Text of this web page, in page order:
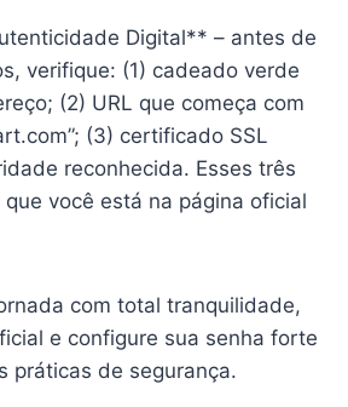
Digital** – antes de
verifique: (1) cadeado verde
(2) URL que começa com
(3) certificado SSL
reconhecida. Esses três
você está na página oficial
com total tranquilidade,
e configure sua senha forte
práticas de segurança.